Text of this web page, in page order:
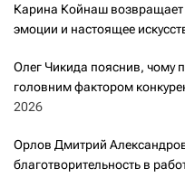
Карина Койнаш возвращает
эмоции и настоящее
Олег Чикида пояснив, чому
головним фактором
2026
Орлов Дмитрий
благотворительность в